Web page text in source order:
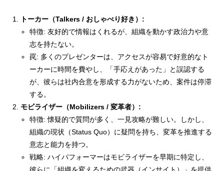
トーカー（Talkers / おしゃべり好き）:
特徴: 友好的で情報はくれるが、組織を動かす政治力や意
志を持たない。
罠: 多くのプレゼンターは、アクセスが容易で好意的なト
ーカーに時間を費やし、「手応えがあった」と誤認する
が、彼らは社内合意を形成する力がないため、案件は停滞
する。
モビライザー（Mobilizers / 変革者）:
特徴: 懐疑的で質問が多く、一見攻略が難しい。しかし、
組織の現状（Status Quo）に疑問を持ち、変革を推進する
意志と能力を持つ。
戦略: ハイパフォーマーはモビライザーを早期に特定し、